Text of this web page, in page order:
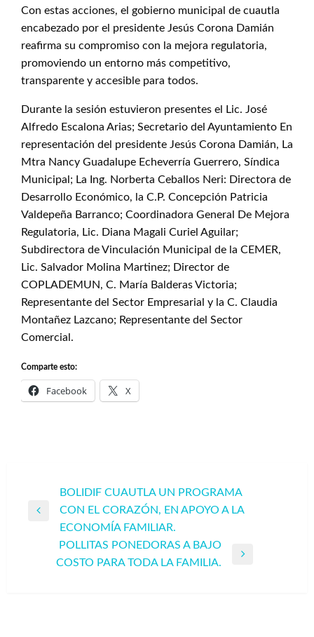
Con estas acciones, el gobierno municipal de cuautla
encabezado por el presidente Jesús Corona Damián
reafirma su compromiso con la mejora regulatoria,
promoviendo un entorno más competitivo,
transparente y accesible para todos.
Durante la sesión estuvieron presentes el Lic. José
Alfredo Escalona Arias; Secretario del Ayuntamiento En
representación del presidente Jesús Corona Damián, La
Mtra Nancy Guadalupe Echeverría Guerrero, Síndica
Municipal; La Ing. Norberta Ceballos Neri: Directora de
Desarrollo Económico, la C.P. Concepción Patricia
Valdepeña Barranco; Coordinadora General De Mejora
Regulatoria, Lic. Diana Magali Curiel Aguilar;
Subdirectora de Vinculación Municipal de la CEMER,
Lic. Salvador Molina Martinez; Director de
COPLADEMUN, C. María Balderas Victoria;
Representante del Sector Empresarial y la C. Claudia
Montañez Lazcano; Representante del Sector
Comercial.
Comparte esto:
Facebook X
Navegación
de
entradas
BOLIDIF CUAUTLA UN PROGRAMA
CON EL CORAZÓN, EN APOYO A LA
ECONOMÍA FAMILIAR.
Entrada
POLLITAS PONEDORAS A BAJO
COSTO PARA TODA LA FAMILIA.